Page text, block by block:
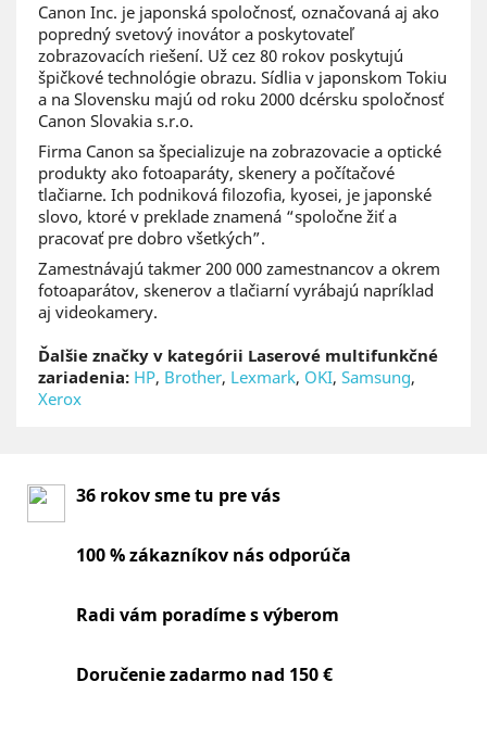
Canon Inc. je japonská spoločnosť, označovaná aj ako
popredný svetový inovátor a poskytovateľ
zobrazovacích riešení. Už cez 80 rokov poskytujú
špičkové technológie obrazu. Sídlia v japonskom Tokiu
a na Slovensku majú od roku 2000 dcérsku spoločnosť
Canon Slovakia s.r.o.
Firma Canon sa špecializuje na zobrazovacie a optické
produkty ako fotoaparáty, skenery a počítačové
tlačiarne. Ich podniková filozofia, kyosei, je japonské
slovo, ktoré v preklade znamená “spoločne žiť a
pracovať pre dobro všetkých”.
Zamestnávajú takmer 200 000 zamestnancov a okrem
fotoaparátov, skenerov a tlačiarní vyrábajú napríklad
aj videokamery.
Ďalšie značky v kategórii Laserové multifunkčné
zariadenia: HP, Brother, Lexmark, OKI, Samsung,
Xerox
36 rokov sme tu pre vás
100 % zákazníkov nás odporúča
Radi vám poradíme s výberom
Doručenie zadarmo nad 150 €